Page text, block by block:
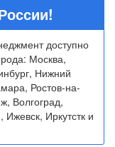
доступно
Москва,
Нижний
Ростов-на-
Волгоград,
Иркутстк и